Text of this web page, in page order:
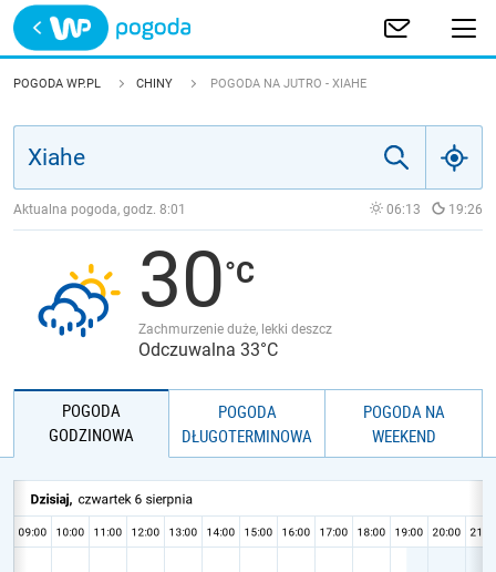
Trwa ładowanie
POLSKA
JAKOŚĆ POWIETRZA
POGODA WP.PL CHINY POGODA NA JUTRO - XIAHE
Aktualna pogoda, godz. 8:01 06:13 19:26
30
Zachmurzenie duże, lekki deszcz
Odczuwalna 33°C
POGODA
GODZINOWA
POGODA
DŁUGOTERMINOWA
POGODA NA
WEEKEND